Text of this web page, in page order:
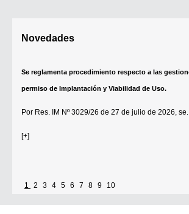
Novedades
Se reglamenta procedimiento respecto a las
permiso de Implantación y Viabilidad de Uso.
Por Res. IM Nº 3029/26 de 27 de julio de 2026,
[+]
1 2 3 4 5 6 7 8 9 10